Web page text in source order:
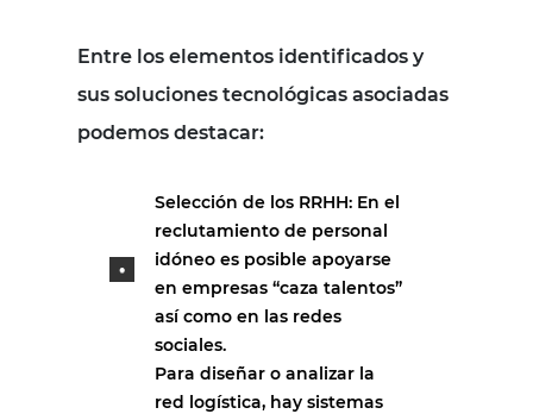
Entre los elementos identificados y
sus soluciones tecnológicas asociadas
podemos destacar:
Selección de los RRHH: En el
reclutamiento de personal
idóneo es posible apoyarse
en empresas “caza talentos”
así como en las redes
sociales.
Para diseñar o analizar la
red logística, hay sistemas